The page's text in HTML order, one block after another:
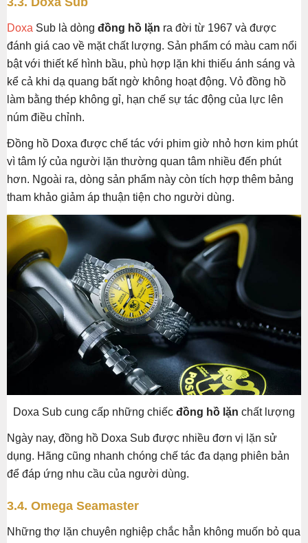
Doxa Sub là dòng đồng hồ lặn ra đời từ 1967 và được
đánh giá cao về mặt chất lượng. Sản phẩm có màu cam nổi
bật với thiết kế hình bầu, phù hợp lặn khi thiếu ánh sáng và
kể cả khi dạ quang bất ngờ không hoạt động. Vỏ đồng hồ
làm bằng thép không gỉ, hạn chế sự tác động của lực lên
núm điều chỉnh.
Đồng hồ Doxa được chế tác với phim giờ nhỏ hơn kim phút
vì tâm lý của người lặn thường quan tâm nhiều đến phút
hơn. Ngoài ra, dòng sản phẩm này còn tích hợp thêm bảng
tham khảo giảm áp thuận tiện cho người dùng.
Doxa Sub cung cấp những chiếc đồng hồ lặn chất lượng
Ngày nay, đồng hồ Doxa Sub được nhiều đơn vị lặn sử
dụng. Hãng cũng nhanh chóng chế tác đa dạng phiên bản
để đáp ứng nhu cầu của người dùng.
3.4. Omega Seamaster
Những thợ lặn chuyên nghiệp chắc hẳn không muốn bỏ qua